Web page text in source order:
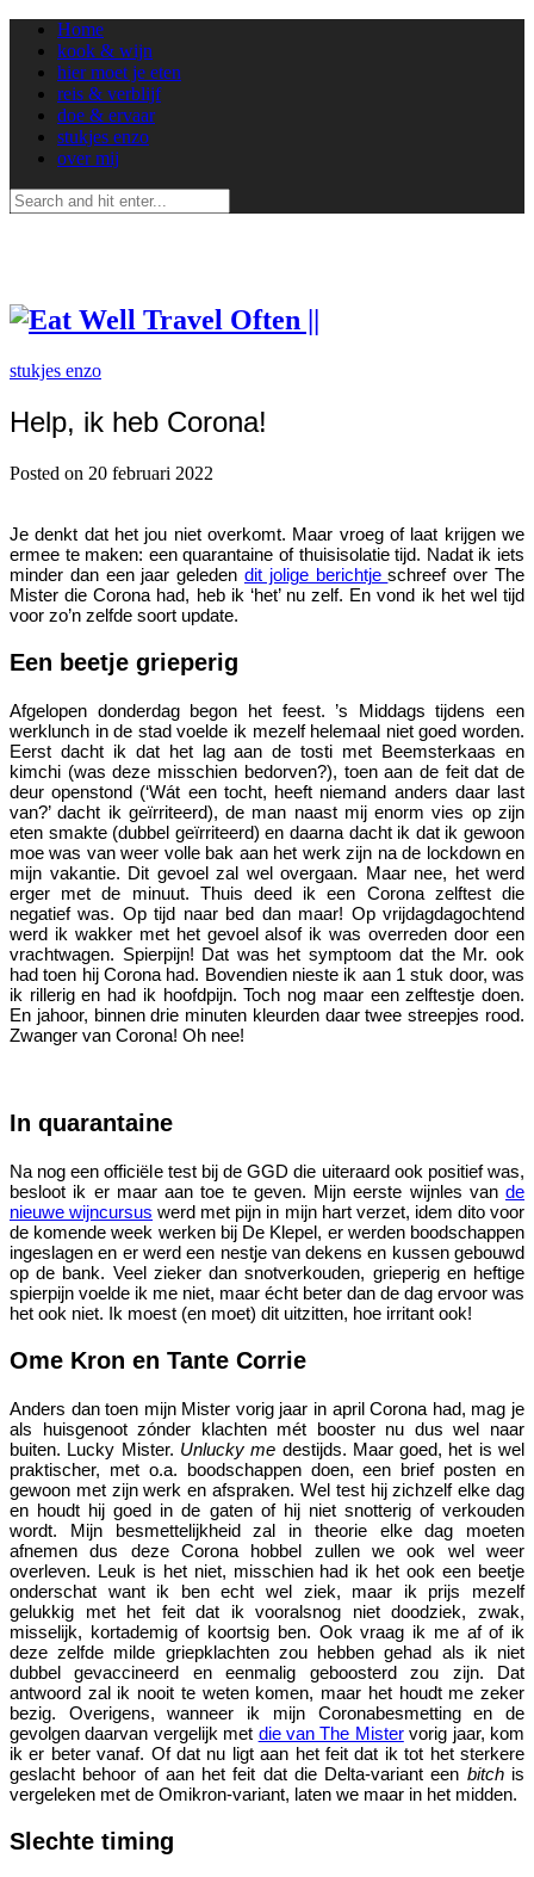
Home
kook & wijn
hier moet je eten
reis & verblijf
doe & ervaar
stukjes enzo
over mij
stukjes enzo
Help, ik heb Corona!
Posted on 20 februari 2022
Je denkt dat het jou niet overkomt. Maar vroeg of laat krijgen we
ermee te maken: een quarantaine of thuisisolatie tijd. Nadat ik iets
minder dan een jaar geleden dit jolige berichtjeschreef over The
Mister die Corona had, heb ik ‘het’ nu zelf. En vond ik het wel tijd
voor zo’n zelfde soort update.
Een beetje grieperig
Afgelopen donderdag begon het feest. ’s Middags tijdens een
werklunch in de stad voelde ik mezelf helemaal niet goed worden.
Eerst dacht ik dat het lag aan de tosti met Beemsterkaas en
kimchi (was deze misschien bedorven?), toen aan de feit dat de
deur openstond (‘Wát een tocht, heeft niemand anders daar last
van?’ dacht ik geïrriteerd), de man naast mij enorm vies op zijn
eten smakte (dubbel geïrriteerd) en daarna dacht ik dat ik gewoon
moe was van weer volle bak aan het werk zijn na de lockdown en
mijn vakantie. Dit gevoel zal wel overgaan. Maar nee, het werd
erger met de minuut. Thuis deed ik een Corona zelftest die
negatief was. Op tijd naar bed dan maar! Op vrijdagdagochtend
werd ik wakker met het gevoel alsof ik was overreden door een
vrachtwagen. Spierpijn! Dat was het symptoom dat the Mr. ook
had toen hij Corona had. Bovendien nieste ik aan 1 stuk door, was
ik rillerig en had ik hoofdpijn. Toch nog maar een zelftestje doen.
En jahoor, binnen drie minuten kleurden daar twee streepjes rood.
Zwanger van Corona! Oh nee!
In quarantaine
Na nog een officiële test bij de GGD die uiteraard ook positief was,
besloot ik er maar aan toe te geven. Mijn eerste wijnles van de
nieuwe wijncursus werd met pijn in mijn hart verzet, idem dito voor
de komende week werken bij De Klepel, er werden boodschappen
ingeslagen en er werd een nestje van dekens en kussen gebouwd
op de bank. Veel zieker dan snotverkouden, grieperig en heftige
spierpijn voelde ik me niet, maar écht beter dan de dag ervoor was
het ook niet. Ik moest (en moet) dit uitzitten, hoe irritant ook!
Ome Kron en Tante Corrie
Anders dan toen mijn Mister vorig jaar in april Corona had, mag je
als huisgenoot zónder klachten mét booster nu dus wel naar
buiten. Lucky Mister. Unlucky me destijds. Maar goed, het is wel
praktischer, met o.a. boodschappen doen, een brief posten en
gewoon met zijn werk en afspraken. Wel test hij zichzelf elke dag
en houdt hij goed in de gaten of hij niet snotterig of verkouden
wordt. Mijn besmettelijkheid zal in theorie elke dag moeten
afnemen dus deze Corona hobbel zullen we ook wel weer
overleven. Leuk is het niet, misschien had ik het ook een beetje
onderschat want ik ben echt wel ziek, maar ik prijs mezelf
gelukkig met het feit dat ik vooralsnog niet doodziek, zwak,
misselijk, kortademig of koortsig ben. Ook vraag ik me af of ik
deze zelfde milde griepklachten zou hebben gehad als ik niet
dubbel gevaccineerd en eenmalig geboosterd zou zijn. Dat
antwoord zal ik nooit te weten komen, maar het houdt me zeker
bezig. Overigens, wanneer ik mijn Coronabesmetting en de
gevolgen daarvan vergelijk met die van The Mistervorig jaar, kom
ik er beter vanaf. Of dat nu ligt aan het feit dat ik tot het sterkere
geslacht behoor of aan het feit dat die Delta-variant een bitchis
vergeleken met de Omikron-variant, laten we maar in het midden.
Slechte timing